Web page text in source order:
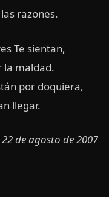
razones.
Te sientan,
la maldad.
por doquiera,
llegar.
de agosto de 2007